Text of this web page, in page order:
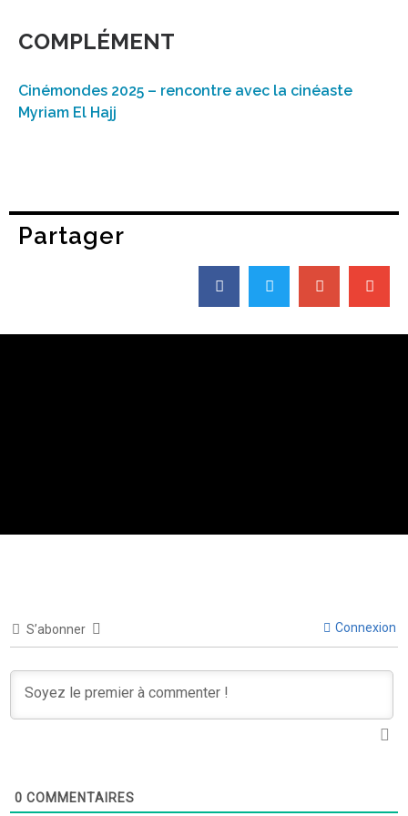
COMPLÉMENT
Cinémondes 2025 – rencontre avec la cinéaste
Myriam El Hajj
Partager
S’abonner Connexion
0 COMMENTAIRES